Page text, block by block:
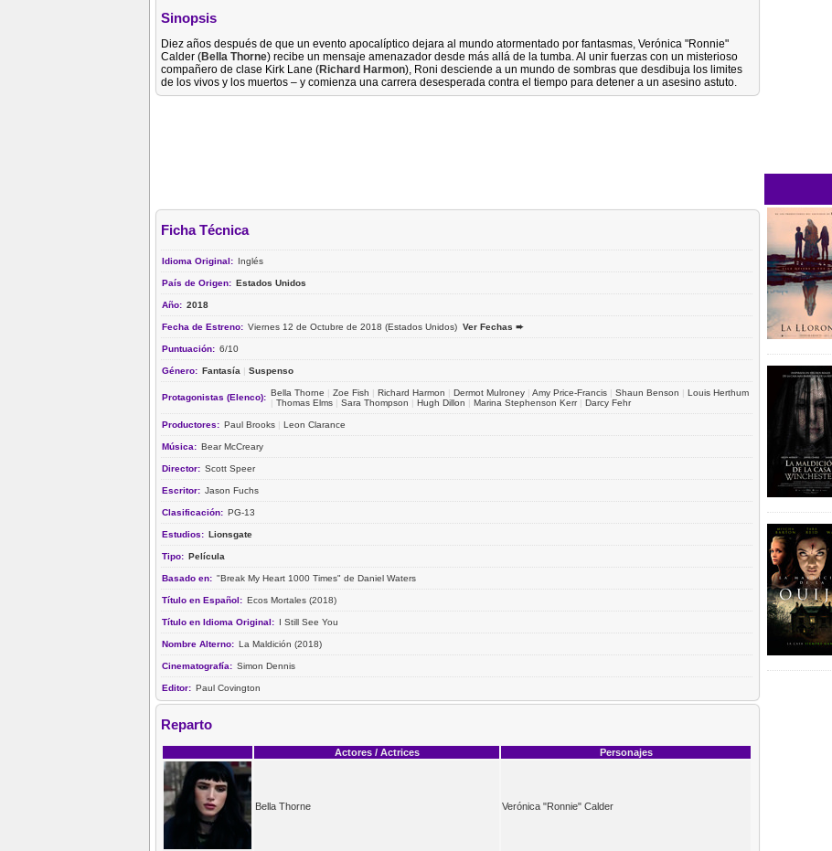
Sinopsis
Diez años después de que un evento apocalíptico dejara al mundo atormentado por fantasmas, Verónica "Ronnie"
Calder (Bella Thorne) recibe un mensaje amenazador desde más allá de la tumba. Al unir fuerzas con un misterioso
compañero de clase Kirk Lane (Richard Harmon), Roni desciende a un mundo de sombras que desdibuja los limites
de los vivos y los muertos – y comienza una carrera desesperada contra el tiempo para detener a un asesino astuto.
Ficha Técnica
Idioma Original: Inglés
País de Origen: Estados Unidos
Año: 2018
Fecha de Estreno: Viernes 12 de Octubre de 2018 (Estados Unidos) Ver Fechas ➨
Puntuación: 6/10
Género: Fantasía | Suspenso
Protagonistas (Elenco): Bella Thorne | Zoe Fish | Richard Harmon | Dermot Mulroney | Amy Price-Francis | Shaun Benson | Louis Herthum
| Thomas Elms | Sara Thompson | Hugh Dillon | Marina Stephenson Kerr| Darcy Fehr
Productores: Paul Brooks | Leon Clarance
Música: Bear McCreary
Director: Scott Speer
Escritor: Jason Fuchs
Clasificación: PG-13
Estudios: Lionsgate
Tipo: Película
Basado en: "Break My Heart 1000 Times" de Daniel Waters
Título en Español: Ecos Mortales (2018)
Título en Idioma Original: I Still See You
Nombre Alterno: La Maldición (2018)
Cinematografía: Simon Dennis
Editor: Paul Covington
Reparto
Actores / Actrices Personajes
Bella Thorne Verónica "Ronnie" Calder